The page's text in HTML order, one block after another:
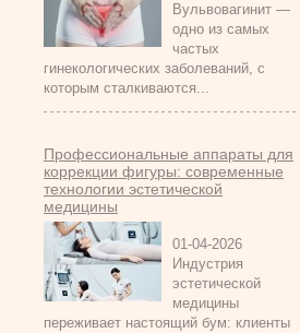
Вульвовагинит —
одно из самых
частых
гинекологических заболеваний, с
которым сталкиваются...
Профессиональные аппараты для
коррекции фигуры: современные
технологии эстетической
медицины
01-04-2026
Индустрия
эстетической
медицины
переживает настоящий бум: клиенты